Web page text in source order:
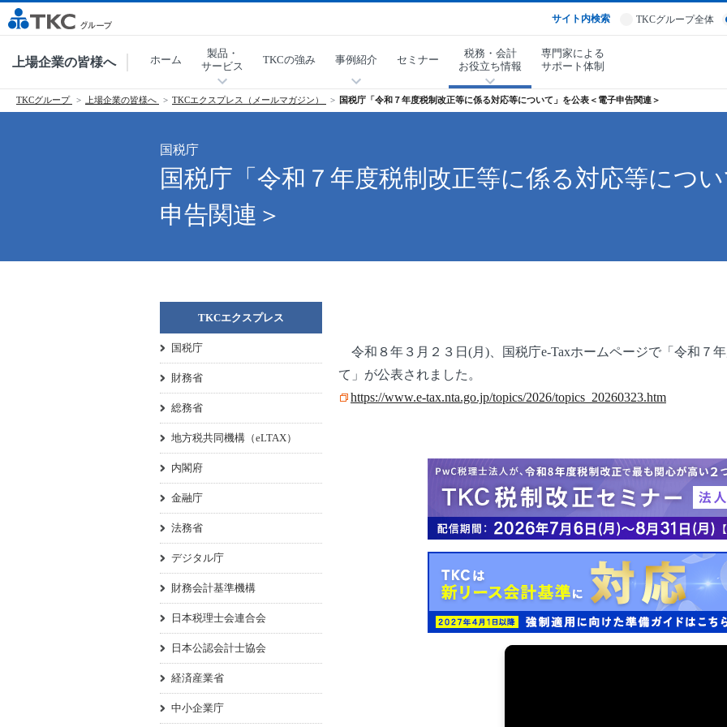
サイト内検索 TKCグループ全体
上場企業の皆様へ ホーム
製品・
サービス
TKCの強み 事例紹介 セミナー
税務・会計
お役立ち情報
専門家による
サポート体制
TKCグループ 上場企業の皆様へ TKCエクスプレス（メールマガジン） 国税庁「令和７年度税制改正等に係る対応等について」を公表＜電子申告関連＞
国税庁
国税庁「令和７年度税制改正等に係る対応等につ
申告関連＞
令和８年３月２３日(月)、国税庁e-Taxホームページで「令和７
て」が公表されました。
https://www.e-tax.nta.go.jp/topics/2026/topics_20260323.htm
TKCエクスプレス
国税庁
財務省
総務省
地方税共同機構（eLTAX）
内閣府
金融庁
法務省
デジタル庁
財務会計基準機構
日本税理士会連合会
日本公認会計士協会
経済産業省
中小企業庁